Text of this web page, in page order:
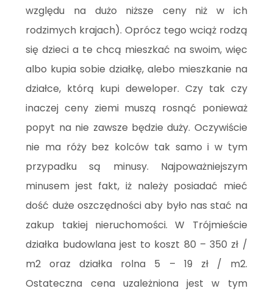
względu na dużo niższe ceny niż w ich
rodzimych krajach). Oprócz tego wciąż rodzą
się dzieci a te chcą mieszkać na swoim, więc
albo kupia sobie działkę, alebo mieszkanie na
działce, którą kupi deweloper. Czy tak czy
inaczej ceny ziemi muszą rosnąć ponieważ
popyt na nie zawsze będzie duży. Oczywiście
nie ma róży bez kolców tak samo i w tym
przypadku są minusy. Najpoważniejszym
minusem jest fakt, iż należy posiadać mieć
dość duże oszczędności aby było nas stać na
zakup takiej nieruchomości. W Trójmieście
działka budowlana jest to koszt 80 – 350 zł /
m2 oraz działka rolna 5 – 19 zł / m2.
Ostateczna cena uzależniona jest w tym